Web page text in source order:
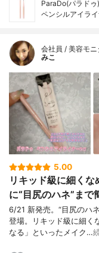
ParaDo(パラドゥ)
ペンシルアイラ
会社員 / 美容モニ
みこ
5.00
リキッド級に細く
に“目尻のハネ”まで
6/21 新発売。“目尻のハ
登場。リキッド級に細く
なる」といったメイク…